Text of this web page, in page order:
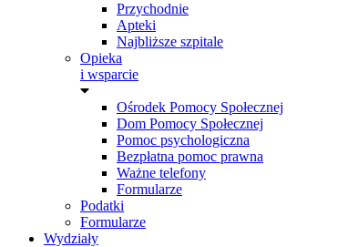
Przychodnie
Apteki
Najbliższe szpitale
Opieka
i wsparcie
Ośrodek Pomocy Społecznej
Dom Pomocy Społecznej
Pomoc psychologiczna
Bezpłatna pomoc prawna
Ważne telefony
Formularze
Podatki
Formularze
Wydziały